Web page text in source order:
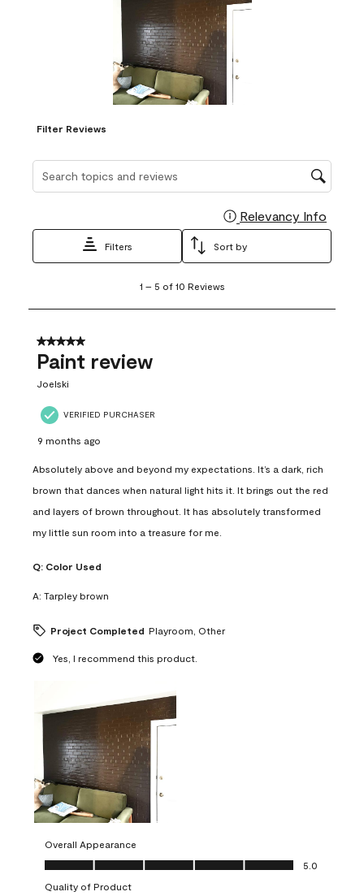
Filter Reviews
Relevancy Info
Filters Sort by
5
10
Reviews
1 – 5 of 10 Reviews
5 out of 5 stars.
Paint review
Joelski
VERIFIED PURCHASER
9 months ago
Absolutely above and beyond my expectations. It’s a dark, rich
brown that dances when natural light hits it. It brings out the red
and layers of brown throughout. It has absolutely transformed
my little sun room into a treasure for me.
Q: Color Used
A: Tarpley brown
Project Completed Playroom, Other
Yes, I recommend this product.
Overall Appearance
Overall Appearance, 5.0 out of 5
5.0
Quality of Product